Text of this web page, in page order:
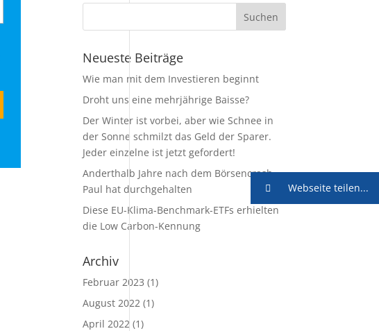
Neueste Beiträge
Wie man mit dem Investieren beginnt
Droht uns eine mehrjährige Baisse?
Der Winter ist vorbei, aber wie Schnee in
der Sonne schmilzt das Geld der Sparer.
Jeder einzelne ist jetzt gefordert!
Anderthalb Jahre nach dem Börsencrash –
Paul hat durchgehalten
Diese EU-Klima-Benchmark-ETFs erhielten
die Low Carbon-Kennung
Archiv
Februar 2023 (1)
August 2022 (1)
April 2022 (1)
Webseite teilen...